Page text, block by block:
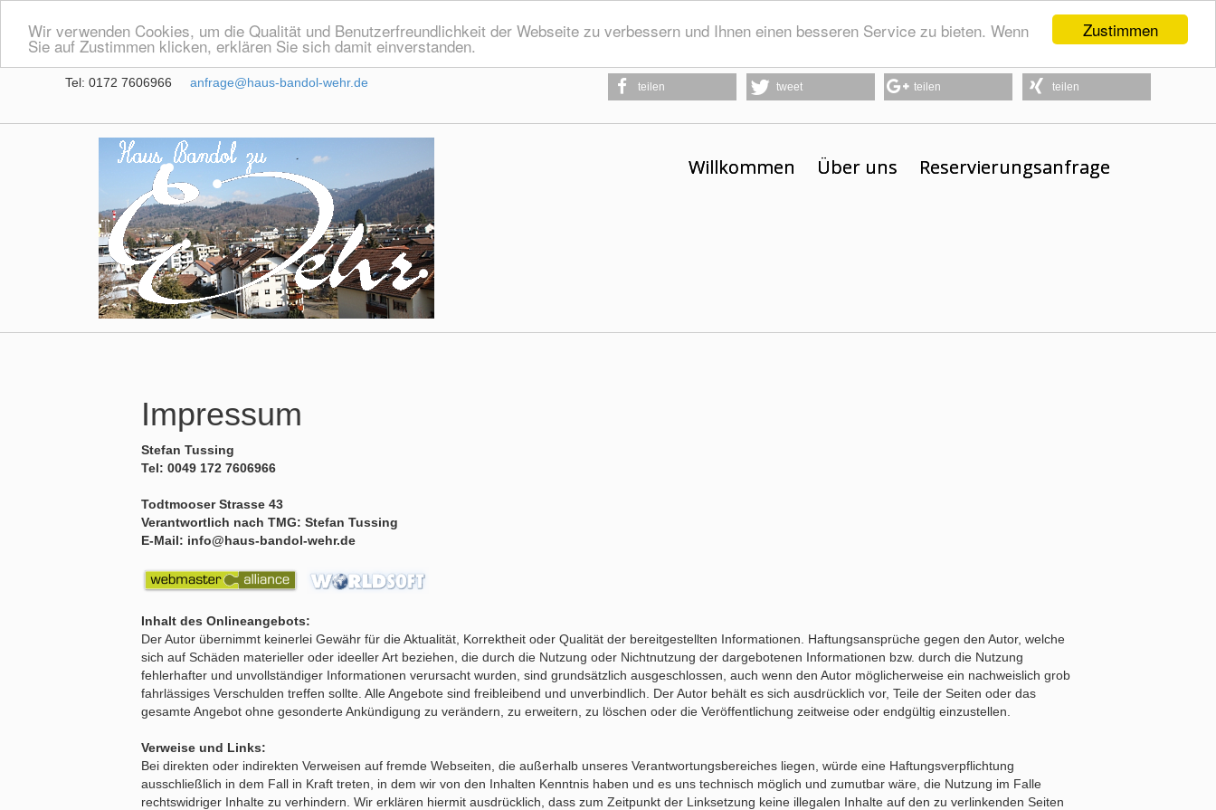
Zustimmen
Wir verwenden Cookies, um die Qualität und Benutzerfreundlichkeit der Webseite zu verbessern und Ihnen einen besseren Service zu bieten. Wenn
Sie auf Zustimmen klicken, erklären Sie sich damit einverstanden.
Tel: 0172 7606966 anfrage@haus-bandol-wehr.de teilen tweet teilen teilen
Willkommen Über uns Reservierungsanfrage
Impressum
Stefan Tussing
Tel: 0049 172 7606966
Todtmooser Strasse 43
Verantwortlich nach TMG: Stefan Tussing
E-Mail: info@haus-bandol-wehr.de
Inhalt des Onlineangebots:
Der Autor übernimmt keinerlei Gewähr für die Aktualität, Korrektheit oder Qualität der bereitgestellten Informationen. Haftungsansprüche gegen den Autor, welche
sich auf Schäden materieller oder ideeller Art beziehen, die durch die Nutzung oder Nichtnutzung der dargebotenen Informationen bzw. durch die Nutzung
fehlerhafter und unvollständiger Informationen verursacht wurden, sind grundsätzlich ausgeschlossen, auch wenn den Autor möglicherweise ein nachweislich grob
fahrlässiges Verschulden treffen sollte. Alle Angebote sind freibleibend und unverbindlich. Der Autor behält es sich ausdrücklich vor, Teile der Seiten oder das
gesamte Angebot ohne gesonderte Ankündigung zu verändern, zu erweitern, zu löschen oder die Veröffentlichung zeitweise oder endgültig einzustellen.
Verweise und Links:
Bei direkten oder indirekten Verweisen auf fremde Webseiten, die außerhalb unseres Verantwortungsbereiches liegen, würde eine Haftungsverpflichtung
ausschließlich in dem Fall in Kraft treten, in dem wir von den Inhalten Kenntnis haben und es uns technisch möglich und zumutbar wäre, die Nutzung im Falle
rechtswidriger Inhalte zu verhindern. Wir erklären hiermit ausdrücklich, dass zum Zeitpunkt der Linksetzung keine illegalen Inhalte auf den zu verlinkenden Seiten